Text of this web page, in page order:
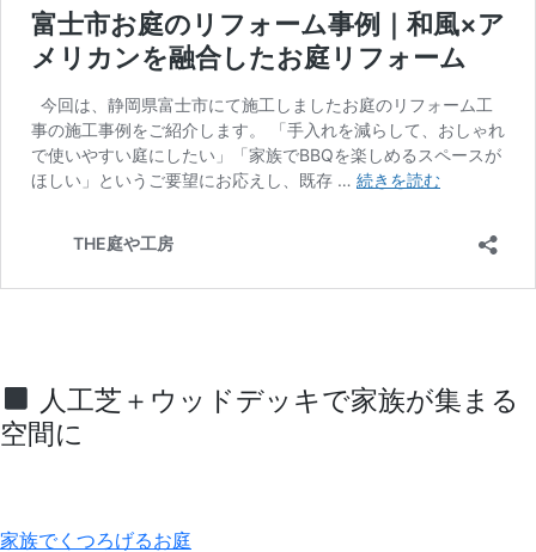
人工芝＋ウッドデッキで家族が集まる
空間に
家族でくつろげるお庭